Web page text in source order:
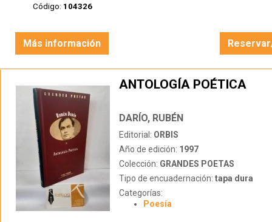
Código: 104326
Más información
ANTOLOGÍA POÉTICA
DARÍO, RUBÉN
Editorial: ORBIS
Año de edición: 1997
Colección: GRANDES POETAS
Tipo de encuadernación: tapa dura
Categorías:
Poesía